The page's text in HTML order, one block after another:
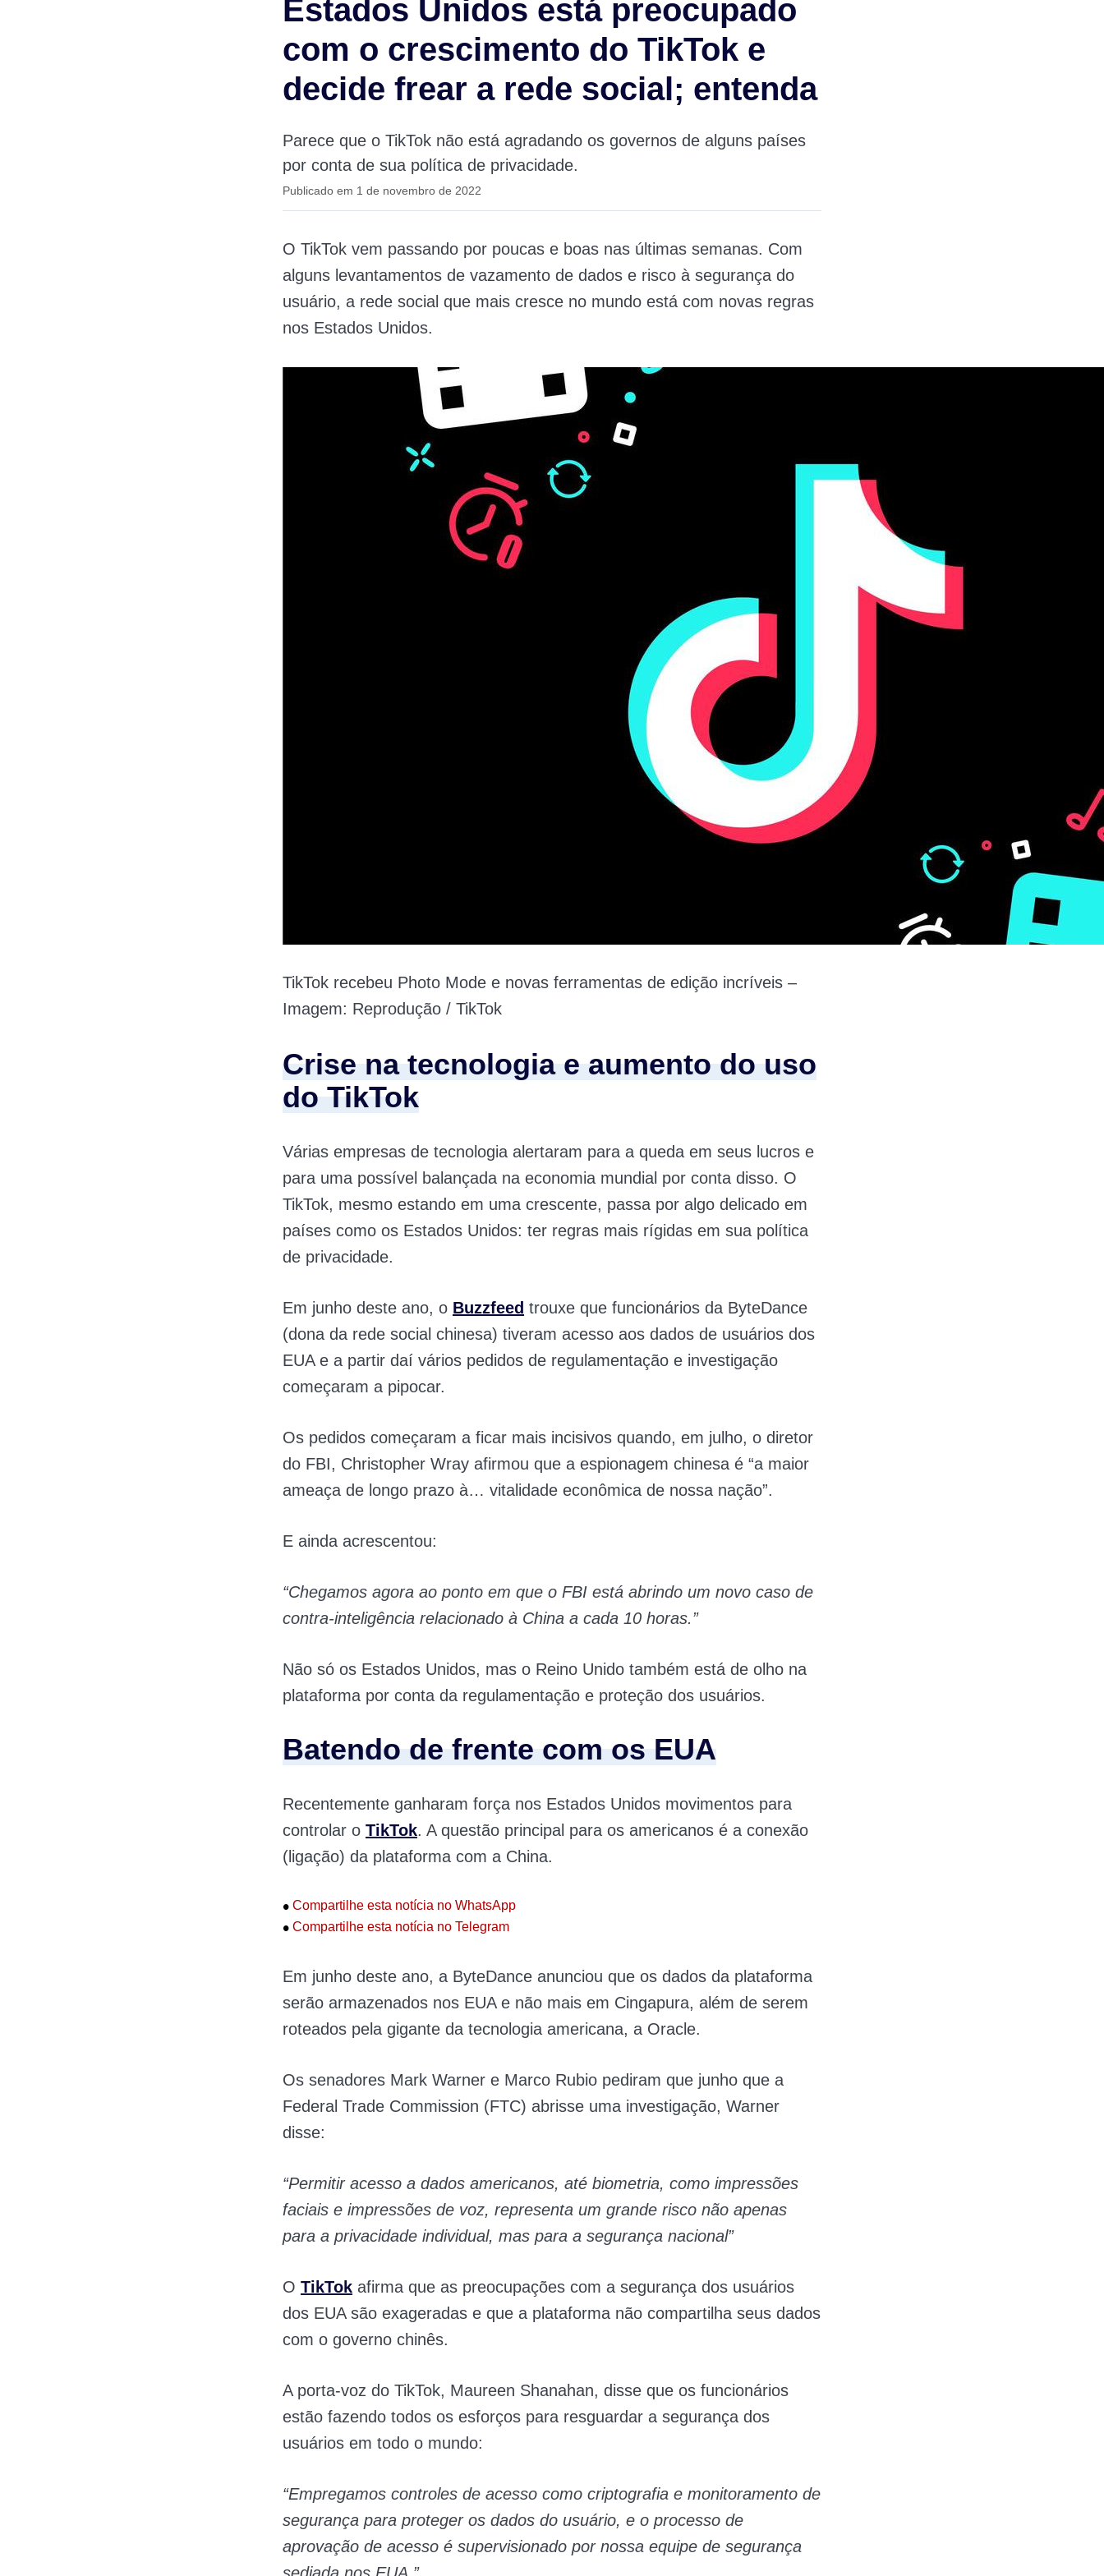
Estados Unidos está preocupado
com o crescimento do TikTok e
decide frear a rede social; entenda
Parece que o TikTok não está agradando os governos de alguns países
por conta de sua política de privacidade.
Publicado em 1 de novembro de 2022
O TikTok vem passando por poucas e boas nas últimas semanas. Com
alguns levantamentos de vazamento de dados e risco à segurança do
usuário, a rede social que mais cresce no mundo está com novas regras
nos Estados Unidos.
TikTok recebeu Photo Mode e novas ferramentas de edição incríveis –
Imagem: Reprodução / TikTok
Crise na tecnologia e aumento do uso
do TikTok
Várias empresas de tecnologia alertaram para a queda em seus lucros e
para uma possível balançada na economia mundial por conta disso. O
TikTok, mesmo estando em uma crescente, passa por algo delicado em
países como os Estados Unidos: ter regras mais rígidas em sua política
de privacidade.
Em junho deste ano, o Buzzfeed trouxe que funcionários da ByteDance
(dona da rede social chinesa) tiveram acesso aos dados de usuários dos
EUA e a partir daí vários pedidos de regulamentação e investigação
começaram a pipocar.
Os pedidos começaram a ficar mais incisivos quando, em julho, o diretor
do FBI, Christopher Wray afirmou que a espionagem chinesa é “a maior
ameaça de longo prazo à… vitalidade econômica de nossa nação”.
E ainda acrescentou:
“Chegamos agora ao ponto em que o FBI está abrindo um novo caso de
contra-inteligência relacionado à China a cada 10 horas.”
Não só os Estados Unidos, mas o Reino Unido também está de olho na
plataforma por conta da regulamentação e proteção dos usuários.
Batendo de frente com os EUA
Recentemente ganharam força nos Estados Unidos movimentos para
controlar o TikTok. A questão principal para os americanos é a conexão
(ligação) da plataforma com a China.
• Compartilhe esta notícia no WhatsApp
• Compartilhe esta notícia no Telegram
Em junho deste ano, a ByteDance anunciou que os dados da plataforma
serão armazenados nos EUA e não mais em Cingapura, além de serem
roteados pela gigante da tecnologia americana, a Oracle.
Os senadores Mark Warner e Marco Rubio pediram que junho que a
Federal Trade Commission (FTC) abrisse uma investigação, Warner
disse:
“Permitir acesso a dados americanos, até biometria, como impressões
faciais e impressões de voz, representa um grande risco não apenas
para a privacidade individual, mas para a segurança nacional”
O TikTok afirma que as preocupações com a segurança dos usuários
dos EUA são exageradas e que a plataforma não compartilha seus dados
com o governo chinês.
A porta-voz do TikTok, Maureen Shanahan, disse que os funcionários
estão fazendo todos os esforços para resguardar a segurança dos
usuários em todo o mundo:
“Empregamos controles de acesso como criptografia e monitoramento de
segurança para proteger os dados do usuário, e o processo de
aprovação de acesso é supervisionado por nossa equipe de segurança